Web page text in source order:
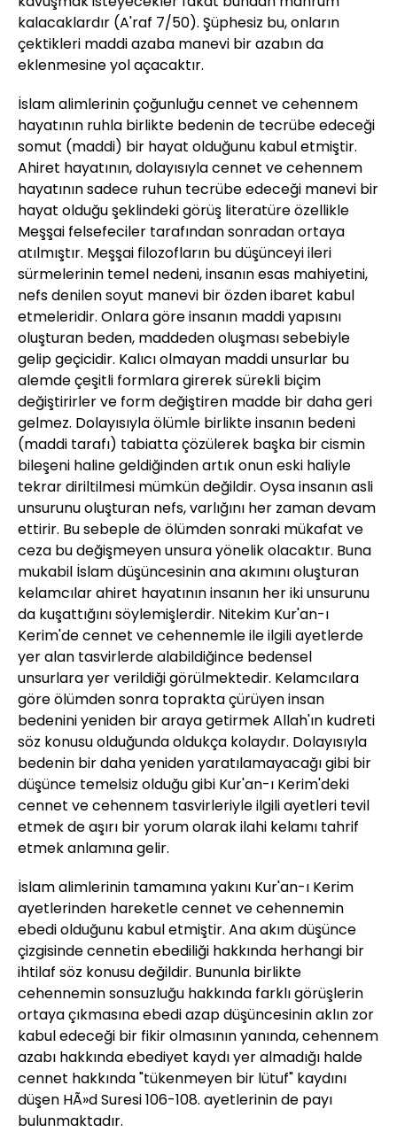
kalacaklardır (A'raf 7/50). Şüphesiz bu, onların
çektikleri maddi azaba manevi bir azabın da
eklenmesine yol açacaktır.
İslam alimlerinin çoğunluğu cennet ve cehennem
hayatının ruhla birlikte bedenin de tecrübe edeceği
somut (maddi) bir hayat olduğunu kabul etmiştir.
Ahiret hayatının, dolayısıyla cennet ve cehennem
hayatının sadece ruhun tecrübe edeceği manevi bir
hayat olduğu şeklindeki görüş literatüre özellikle
Meşşai felsefeciler tarafından sonradan ortaya
atılmıştır. Meşşai filozofların bu düşünceyi ileri
sürmelerinin temel nedeni, insanın esas mahiyetini,
nefs denilen soyut manevi bir özden ibaret kabul
etmeleridir. Onlara göre insanın maddi yapısını
oluşturan beden, maddeden oluşması sebebiyle
gelip geçicidir. Kalıcı olmayan maddi unsurlar bu
alemde çeşitli formlara girerek sürekli biçim
değiştirirler ve form değiştiren madde bir daha geri
gelmez. Dolayısıyla ölümle birlikte insanın bedeni
(maddi tarafı) tabiatta çözülerek başka bir cismin
bileşeni haline geldiğinden artık onun eski haliyle
tekrar diriltilmesi mümkün değildir. Oysa insanın asli
unsurunu oluşturan nefs, varlığını her zaman devam
ettirir. Bu sebeple de ölümden sonraki mükafat ve
ceza bu değişmeyen unsura yönelik olacaktır. Buna
mukabil İslam düşüncesinin ana akımını oluşturan
kelamcılar ahiret hayatının insanın her iki unsurunu
da kuşattığını söylemişlerdir. Nitekim Kur'an-ı
Kerim'de cennet ve cehennemle ile ilgili ayetlerde
yer alan tasvirlerde alabildiğince bedensel
unsurlara yer verildiği görülmektedir. Kelamcılara
göre ölümden sonra toprakta çürüyen insan
bedenini yeniden bir araya getirmek Allah'ın kudreti
söz konusu olduğunda oldukça kolaydır. Dolayısıyla
bedenin bir daha yeniden yaratılamayacağı gibi bir
düşünce temelsiz olduğu gibi Kur'an-ı Kerim'deki
cennet ve cehennem tasvirleriyle ilgili ayetleri tevil
etmek de aşırı bir yorum olarak ilahi kelamı tahrif
etmek anlamına gelir.
İslam alimlerinin tamamına yakını Kur'an-ı Kerim
ayetlerinden hareketle cennet ve cehennemin
ebedi olduğunu kabul etmiştir. Ana akım düşünce
çizgisinde cennetin ebediliği hakkında herhangi bir
ihtilaf söz konusu değildir. Bununla birlikte
cehennemin sonsuzluğu hakkında farklı görüşlerin
ortaya çıkmasına ebedi azap düşüncesinin aklın zor
kabul edeceği bir fikir olmasının yanında, cehennem
azabı hakkında ebediyet kaydı yer almadığı halde
cennet hakkında "tükenmeyen bir lütuf" kaydını
düşen HÃ»d Suresi 106-108. ayetlerinin de payı
bulunmaktadır.